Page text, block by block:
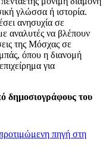
γλώσσα ή ιστορία.
ανησυχία σε
αναλυτές να βλέπουν
της Μόσχας σε
όπου η διανομή
για
δημοσιογράφους του
πηγή στη